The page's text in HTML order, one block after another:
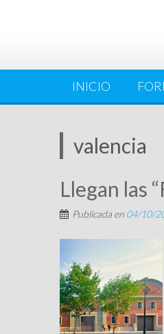
INICIO
valencia
Llegan las
Publicada en 04/10/